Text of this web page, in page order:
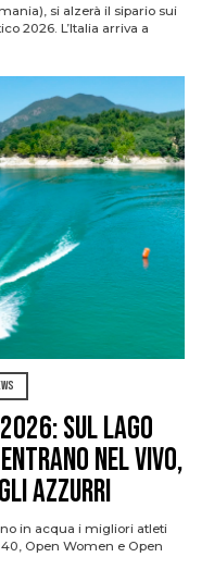
si alzerà il sipario sui
2026. L’Italia arriva a
sul Lago
nel vivo,
azzurri
in acqua i migliori atleti
Open Women e Open